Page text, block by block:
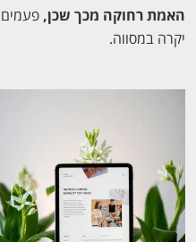
האמת רחוקה מכך שכן, פעמים
יקרה במסווה.